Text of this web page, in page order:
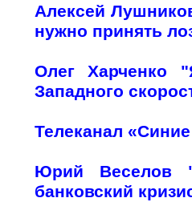
Алексей
нужно принять
Олег Харченко
Западного
Телеканал
Юрий Веселов
банковский